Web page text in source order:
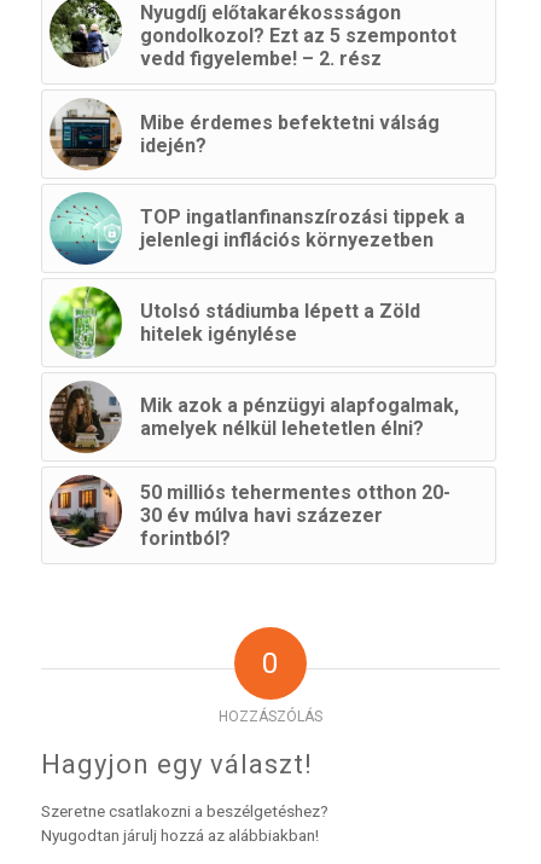
Nyugdíj előtakarékossságon
gondolkozol? Ezt az 5 szempontot
vedd figyelembe! – 2. rész
Mibe érdemes befektetni válság
idején?
TOP ingatlanfinanszírozási tippek a
jelenlegi inflációs környezetben
Utolsó stádiumba lépett a Zöld
hitelek igénylése
Mik azok a pénzügyi alapfogalmak,
amelyek nélkül lehetetlen élni?
50 milliós tehermentes otthon 20-
30 év múlva havi százezer
forintból?
0
HOZZÁSZÓLÁS
Hagyjon egy választ!
Szeretne csatlakozni a beszélgetéshez?
Nyugodtan járulj hozzá az alábbiakban!